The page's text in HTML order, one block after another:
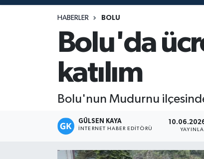
HABERLER BOLU
Bolu'da
katılım
Bolu'nun Mudurnu
GÜLSEN KAYA
İNTERNET HABER EDITÖRÜ
Magazin
Mersin Tarihi
Özel Haber
Politika